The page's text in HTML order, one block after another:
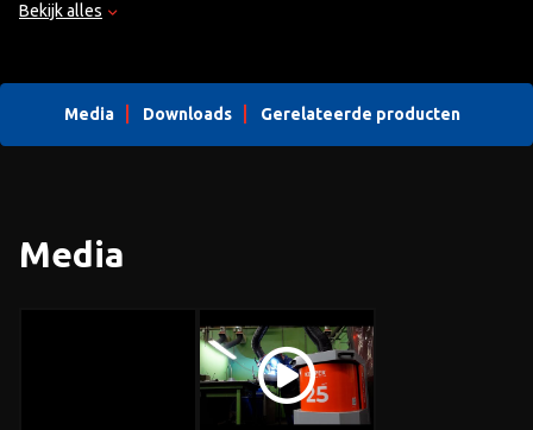
kosteneffectief dankzij de lange levensduur van het filter.
Bekijk alles
Media Downloads Gerelateerde producten
Media